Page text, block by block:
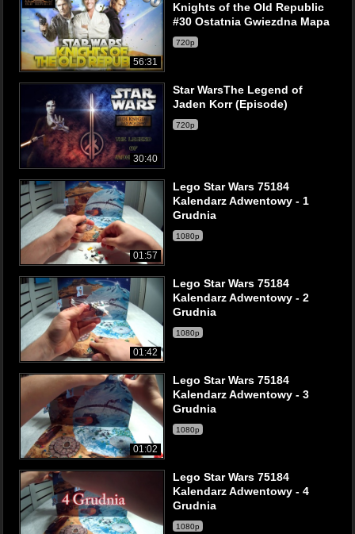
56:31
Knights of the Old Republic
#30 Ostatnia Gwiezdna Mapa
720p
30:40
Star WarsThe Legend of
Jaden Korr (Episode)
720p
01:57
Lego Star Wars 75184
Kalendarz Adwentowy - 1
Grudnia
1080p
01:42
Lego Star Wars 75184
Kalendarz Adwentowy - 2
Grudnia
1080p
01:02
Lego Star Wars 75184
Kalendarz Adwentowy - 3
Grudnia
1080p
Lego Star Wars 75184
Kalendarz Adwentowy - 4
Grudnia
1080p